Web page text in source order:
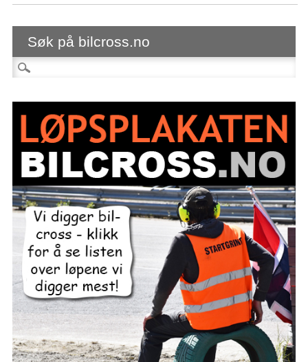
Søk på bilcross.no
Søk etter: